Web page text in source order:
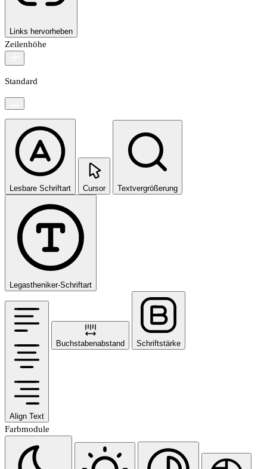
Links hervorheben
Zeilenhöhe
Standard
Lesbare Schriftart Cursor Textvergrößerung
Legastheniker-Schriftart
Align Text
Buchstabenabstand Schriftstärke
Farbmodule